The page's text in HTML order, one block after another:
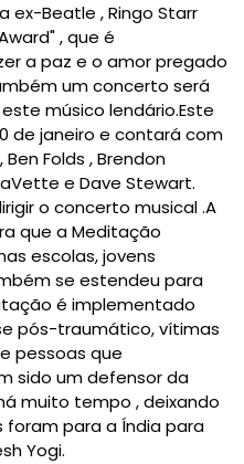
ex-Beatle , Ringo Starr
, que é
a paz e o amor pregado
um concerto será
músico lendário.Este
de janeiro e contará com
Folds , Brendon
e Dave Stewart.
o concerto musical .A
que a Meditação
escolas, jovens
se estendeu para
é implementado
pós-traumático, vítimas
pessoas que
sido um defensor da
muito tempo , deixando
foram para a Índia para
Yogi.